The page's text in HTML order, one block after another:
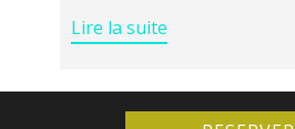
Lire la suite